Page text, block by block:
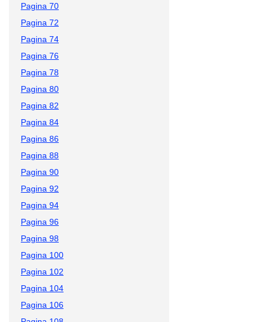
Pagina 70
Pagina 72
Pagina 74
Pagina 76
Pagina 78
Pagina 80
Pagina 82
Pagina 84
Pagina 86
Pagina 88
Pagina 90
Pagina 92
Pagina 94
Pagina 96
Pagina 98
Pagina 100
Pagina 102
Pagina 104
Pagina 106